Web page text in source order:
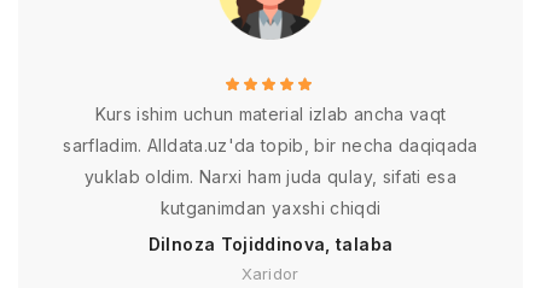
Kurs ishim uchun material izlab ancha vaqt
sarfladim. Alldata.uz'da topib, bir necha daqiqada
yuklab oldim. Narxi ham juda qulay, sifati esa
kutganimdan yaxshi chiqdi
Dilnoza Tojiddinova, talaba
Xaridor